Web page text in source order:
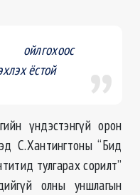
ойлгохоос
ёстой
үндэстэнгүй орон
С.Хантингтоны “Бид
тулгарах сорилт”
олны уншлагын